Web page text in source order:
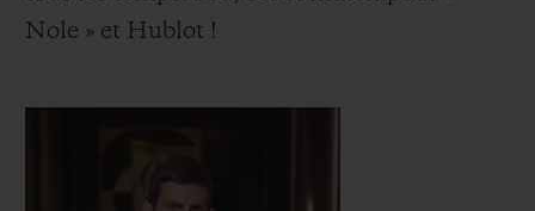
Nole » et Hublot !